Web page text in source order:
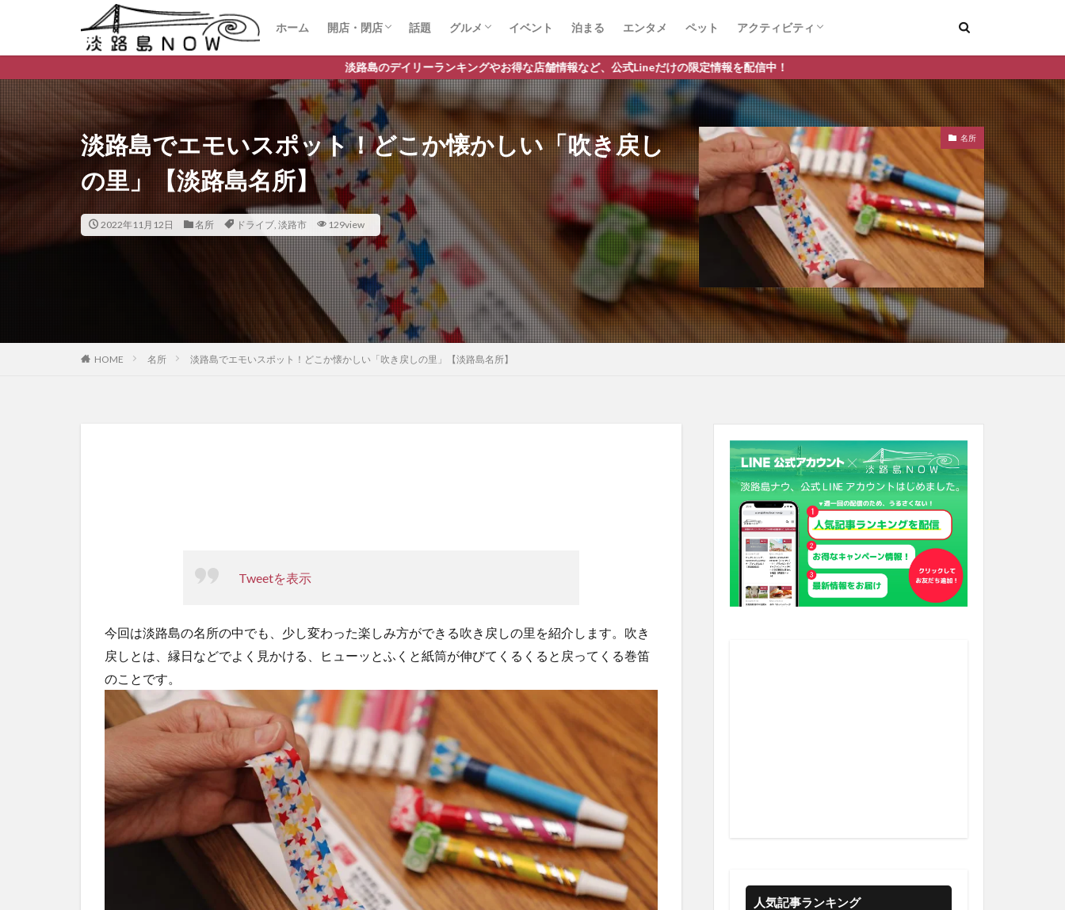
ホーム 開店・閉店
開店
閉店
話題 グルメ
スイーツ
ランチ
ラーメン
イベント 泊まる エンタメ ペット アクティビティ
デートスポット
釣り
淡路島のデイリーランキングやお得な店舗情報など、公式Lineだけの限定情報を配信中！
淡路島でエモいスポット！どこか懐かしい「吹き戻し
の里」【淡路島名所】
2022年11月12日 名所 ドライブ, 淡路市 129view
名所
HOME 名所 淡路島でエモいスポット！どこか懐かしい「吹き戻しの里」【淡路島名所】
Tweetを表示
今回は淡路島の名所の中でも、少し変わった楽しみ方ができる吹き戻しの里を紹介します。吹き
戻しとは、縁日などでよく見かける、ヒューッとふくと紙筒が伸びてくるくると戻ってくる巻笛
のことです。
人気記事ランキング